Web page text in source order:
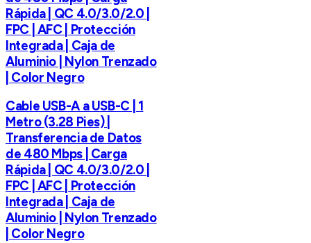
Rápida | QC 4.0/3.0/2.0 |
FPC | AFC | Protección
Integrada | Caja de
Aluminio | Nylon Trenzado
| Color Negro
Cable USB-A a USB-C | 1
Metro (3.28 Pies) |
Transferencia de Datos
de 480 Mbps | Carga
Rápida | QC 4.0/3.0/2.0 |
FPC | AFC | Protección
Integrada | Caja de
Aluminio | Nylon Trenzado
| Color Negro